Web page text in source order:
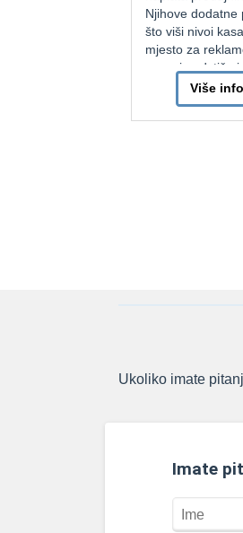
Njihove dodatne
što viši nivoi kasa
mjesto za reklame,
osnovi podstiču
prodaju dok kupci
račun. Osnovna
pult kase sa
Više
Ukoliko imate
Imate